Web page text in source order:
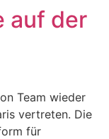
auf der
Team wieder
vertreten. Die
für